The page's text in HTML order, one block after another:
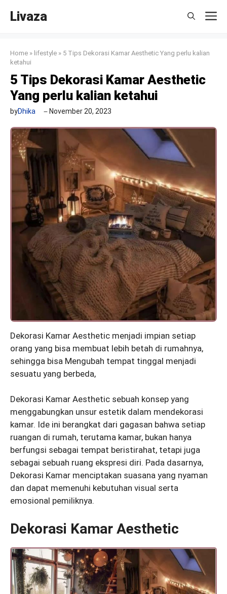
Livaza
Home » lifestyle » 5 Tips Dekorasi Kamar Aesthetic Yang perlu kalian
ketahui
5 Tips Dekorasi Kamar Aesthetic
Yang perlu kalian ketahui
byDhika November 20, 2023
Dekorasi Kamar Aesthetic menjadi impian setiap
orang yang bisa membuat lebih betah di rumahnya,
sehingga bisa Mengubah tempat tinggal menjadi
sesuatu yang berbeda,
Dekorasi Kamar Aesthetic sebuah konsep yang
menggabungkan unsur estetik dalam mendekorasi
kamar. Ide ini berangkat dari gagasan bahwa setiap
ruangan di rumah, terutama kamar, bukan hanya
berfungsi sebagai tempat beristirahat, tetapi juga
sebagai sebuah ruang ekspresi diri. Pada dasarnya,
Dekorasi Kamar menciptakan suasana yang nyaman
dan dapat memenuhi kebutuhan visual serta
emosional pemiliknya.
Dekorasi Kamar Aesthetic